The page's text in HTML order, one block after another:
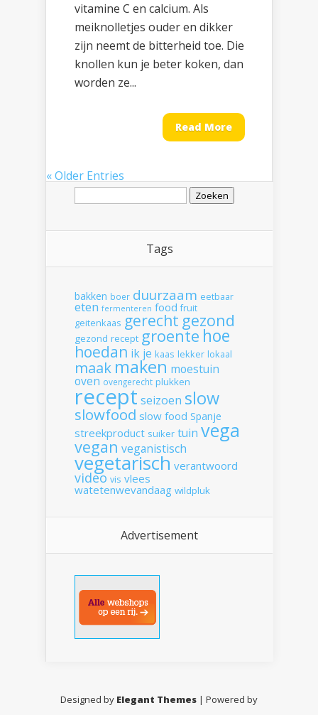
vitamine C en calcium. Als
meiknolletjes ouder en dikker
zijn neemt de bitterheid toe. Die
knollen kun je beter koken, dan
worden ze...
Read More
« Older Entries
Zoeken
Tags
bakken boer duurzaam eetbaar
eten fermenteren food fruit
geitenkaas gerecht gezond
gezond recept groente hoe
hoedan ik je kaas lekker lokaal
maak maken moestuin
oven ovengerecht plukken
recept seizoen slow
slowfood slow food Spanje
streekproduct suiker tuin vega
vegan veganistisch
vegetarisch verantwoord
video vis vlees
watetenwevandaag wildpluk
Advertisement
Designed by Elegant Themes | Powered by